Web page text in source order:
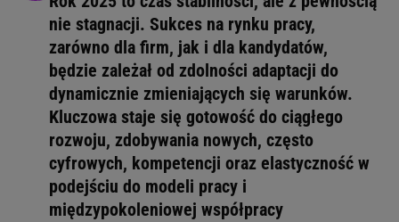
nie stagnacji. Sukces na rynku pracy,
zarówno dla firm, jak i dla kandydatów,
będzie zależał od zdolności adaptacji do
dynamicznie zmieniających się warunków.
Kluczowa staje się gotowość do ciągłego
rozwoju, zdobywania nowych, często
cyfrowych, kompetencji oraz elastyczność w
podejściu do modeli pracy i
międzypokoleniowej współpracy